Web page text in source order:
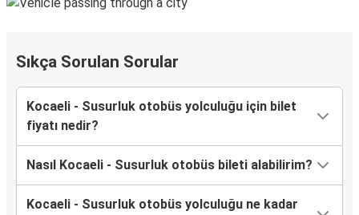
Sıkça Sorulan Sorular
Kocaeli - Susurluk otobüs yolculuğu için bilet
fiyatı nedir?
Nasıl Kocaeli - Susurluk otobüs bileti alabilirim?
Kocaeli - Susurluk otobüs yolculuğu ne kadar